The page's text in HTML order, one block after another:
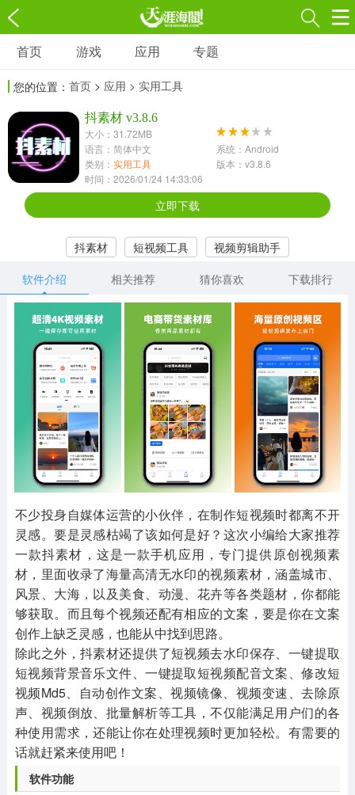
游戏
3697款应用
1597款应用
休闲益智
13387款应用
2196款应用
冒险解谜
1072款应用
418款应用
568款应用
音乐舞蹈
269款应用
2716款应用
515款应用
其他
1654款应用
游戏助手
515款应用
MOD游戏
1056款应用
首页 游戏 应用 专题
您的位置： 首页 > 应用 > 实用工具
抖素材 v3.8.6
大小：31.72MB
语言：简体中文
系统：Android
类别： 实用工具
版本：v3.8.6
时间：2026/01/24 14:33:06
立即下载
抖素材 短视频工具
视频剪辑助手
软件介绍
相关推荐 猜你喜欢 下载排行
不少投身自媒体运营的小伙伴，在制作短视频时都离不开
灵感。要是灵感枯竭了该如何是好？这次小编给大家推荐
一款抖素材，这是一款手机应用，专门提供原创视频素
材，里面收录了海量高清无水印的视频素材，涵盖城市、
风景、大海，以及美食、动漫、花卉等各类题材，你都能
够获取。而且每个视频还配有相应的文案，要是你在文案
创作上缺乏灵感，也能从中找到思路。
除此之外，抖素材还提供了短视频去水印保存、一键提取
短视频背景音乐文件、一键提取短视频配音文案、修改短
视频Md5、自动创作文案、视频镜像、视频变速、去除原
声、视频倒放、批量解析等工具，不仅能满足用户们的各
种使用需求，还能让你在处理视频时更加轻松。有需要的
话就赶紧来使用吧！
软件功能